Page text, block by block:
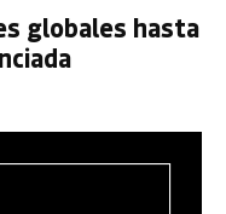
globales hasta